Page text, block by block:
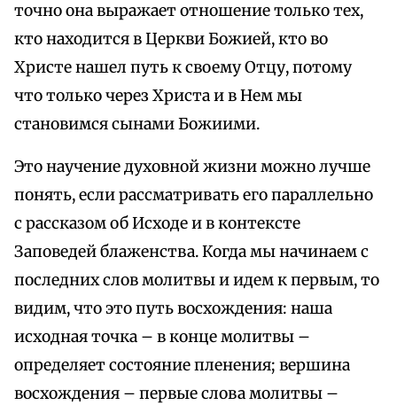
точно она выражает отношение только тех,
кто находится в Церкви Божией, кто во
Христе нашел путь к своему Отцу, потому
что только через Христа и в Нем мы
становимся сынами Божиими.
Это научение духовной жизни можно лучше
понять, если рассматривать его параллельно
с рассказом об Исходе и в контексте
Заповедей блаженства. Когда мы начинаем с
последних слов молитвы и идем к первым, то
видим, что это путь восхождения: наша
исходная точка – в конце молитвы –
определяет состояние пленения; вершина
восхождения – первые слова молитвы –